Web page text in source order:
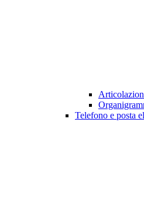
Telefono e posta